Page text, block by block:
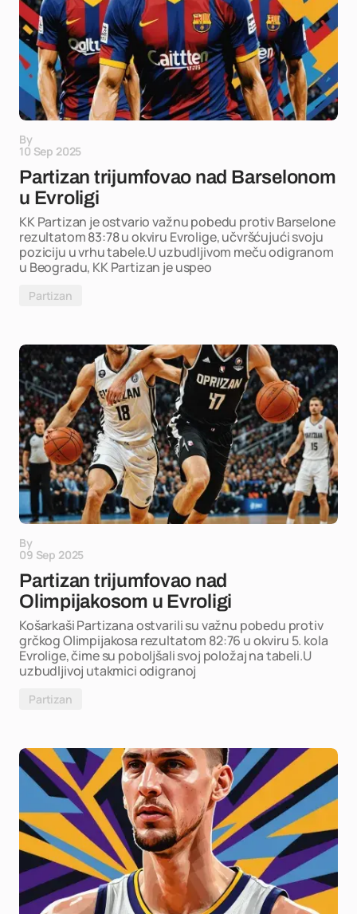
By
10 Sep 2025
Partizan trijumfovao nad Barselonom
u Evroligi
KK Partizan je ostvario važnu pobedu protiv Barselone
rezultatom 83:78 u okviru Evrolige, učvršćujući svoju
poziciju u vrhu tabele.U uzbudljivom meču odigranom
u Beogradu, KK Partizan je uspeo
Partizan
By
09 Sep 2025
Partizan trijumfovao nad
Olimpijakosom u Evroligi
Košarkaši Partizana ostvarili su važnu pobedu protiv
grčkog Olimpijakosa rezultatom 82:76 u okviru 5. kola
Evrolige, čime su poboljšali svoj položaj na tabeli.U
uzbudljivoj utakmici odigranoj
Partizan